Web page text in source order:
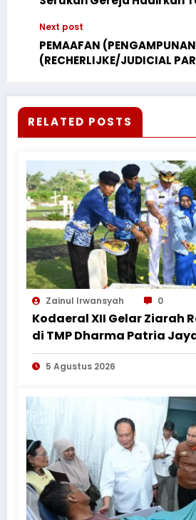
Next post
PEMAAFAN
(RECHERLIJKE/JUDICIAL
RELATED POSTS
Zainul Irwansyah 0
Kodaeral XII Gelar Ziarah
di TMP Dharma Patria
Jasa Pahlawan dalam
HUT ke-1
5 Agustus 2026